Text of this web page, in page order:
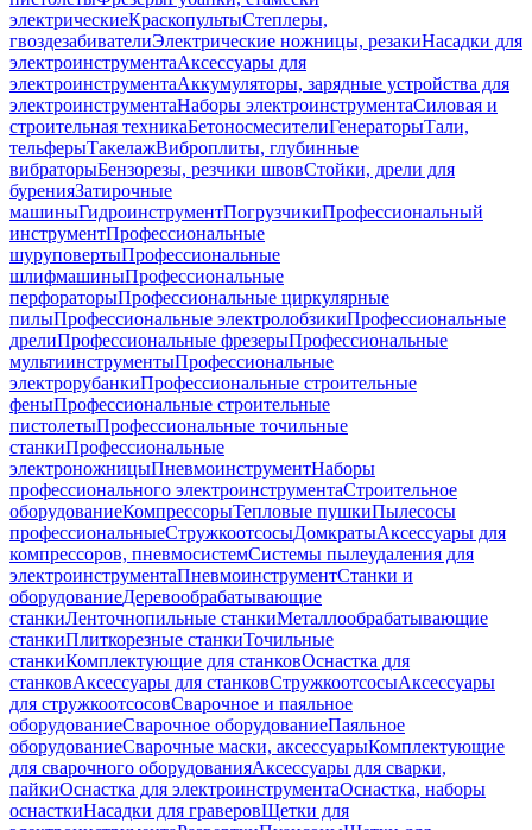
электрическиеКраскопультыСтеплеры,
гвоздезабивателиЭлектрические ножницы, резакиНасадки для
электроинструментаАксессуары для
электроинструментаАккумуляторы, зарядные устройства для
электроинструментаНаборы электроинструментаСиловая и
строительная техникаБетоносмесителиГенераторыТали,
тельферыТакелажВиброплиты, глубинные
вибраторыБензорезы, резчики швовСтойки, дрели для
буренияЗатирочные
машиныГидроинструментПогрузчикиПрофессиональный
инструментПрофессиональные
шуруповертыПрофессиональные
шлифмашиныПрофессиональные
перфораторыПрофессиональные циркулярные
пилыПрофессиональные электролобзикиПрофессиональные
дрелиПрофессиональные фрезерыПрофессиональные
мультиинструментыПрофессиональные
электрорубанкиПрофессиональные строительные
феныПрофессиональные строительные
пистолетыПрофессиональные точильные
станкиПрофессиональные
электроножницыПневмоинструментНаборы
профессионального электроинструментаСтроительное
оборудованиеКомпрессорыТепловые пушкиПылесосы
профессиональныеСтружкоотсосыДомкратыАксессуары для
компрессоров, пневмосистемСистемы пылеудаления для
электроинструментаПневмоинструментСтанки и
оборудованиеДеревообрабатывающие
станкиЛенточнопильные станкиМеталлообрабатывающие
станкиПлиткорезные станкиТочильные
станкиКомплектующие для станковОснастка для
станковАксессуары для станковСтружкоотсосыАксессуары
для стружкоотсосовСварочное и паяльное
оборудованиеСварочное оборудованиеПаяльное
оборудованиеСварочные маски, аксессуарыКомплектующие
для сварочного оборудованияАксессуары для сварки,
пайкиОснастка для электроинструментаОснастка, наборы
оснасткиНасадки для граверовЩетки для